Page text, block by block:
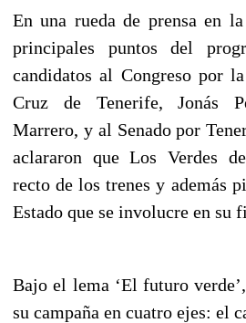
En una rueda de prensa en
principales puntos del
candidatos al Congreso por
Cruz de Tenerife, Jonás
Marrero, y al Senado por
aclararon que Los Verdes
recto de los trenes y además
Estado que se involucre en su
Bajo el lema ‘El futuro
su campaña en cuatro ejes: el